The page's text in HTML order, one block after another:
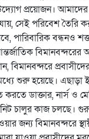
প্রয়োজন। আমাদের
সেই পরিবেশ তৈরি
পারিবারিক বন্ধনও
বিমানবন্দরে
শুরু হয়েছে। এছাড়া
করতে ডাক্তার, নার্স ও
চালুর কাজ চলছে।
জন্য বিমানবন্দরে